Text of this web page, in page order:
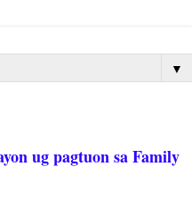
▼
ug pagtuon sa Family